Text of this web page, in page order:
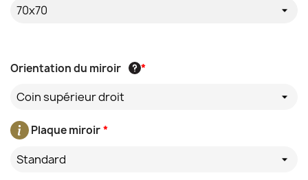
*
Orientation du miroir
Coin supérieur droit
*
Plaque miroir
Standard